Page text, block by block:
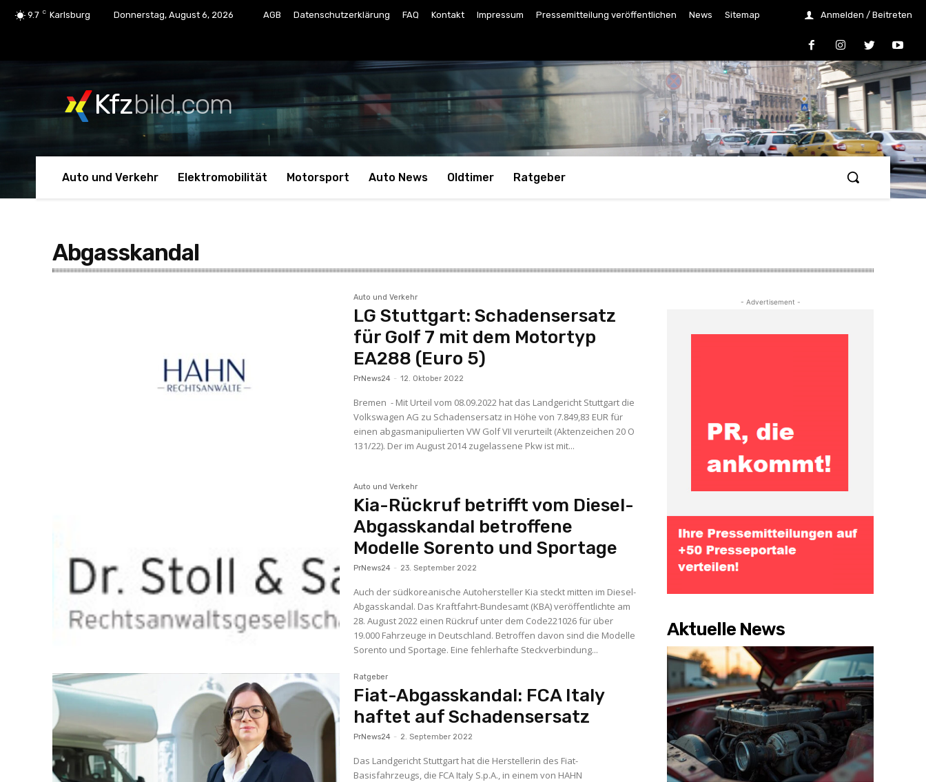
9.7 C Karlsburg Donnerstag, August 6, 2026 AGB Datenschutzerklärung FAQ Kontakt Impressum Pressemitteilung veröffentlichen News Sitemap Anmelden / Beitreten
Kfzbild.com
Auto und Verkehr Elektromobilität Motorsport Auto News Oldtimer Ratgeber
Abgasskandal
Auto und Verkehr
LG Stuttgart: Schadensersatz
für Golf 7 mit dem Motortyp
EA288 (Euro 5)
PrNews24 - 12. Oktober 2022
Bremen - Mit Urteil vom 08.09.2022 hat das Landgericht Stuttgart die
Volkswagen AG zu Schadensersatz in Höhe von 7.849,83 EUR für
einen abgasmanipulierten VW Golf VII verurteilt (Aktenzeichen 20 O
131/22). Der im August 2014 zugelassene Pkw ist mit...
Auto und Verkehr
Kia-Rückruf betrifft vom Diesel-
Abgasskandal betroffene
Modelle Sorento und Sportage
PrNews24 - 23. September 2022
Auch der südkoreanische Autohersteller Kia steckt mitten im Diesel-
Abgasskandal. Das Kraftfahrt-Bundesamt (KBA) veröffentlichte am
28. August 2022 einen Rückruf unter dem Code221026 für über
19.000 Fahrzeuge in Deutschland. Betroffen davon sind die Modelle
Sorento und Sportage. Eine fehlerhafte Steckverbindung...
Ratgeber
Fiat-Abgasskandal: FCA Italy
haftet auf Schadensersatz
PrNews24 - 2. September 2022
Das Landgericht Stuttgart hat die Herstellerin des Fiat-
Basisfahrzeugs, die FCA Italy S.p.A., in einem von HAHN
- Advertisement -
Aktuelle News